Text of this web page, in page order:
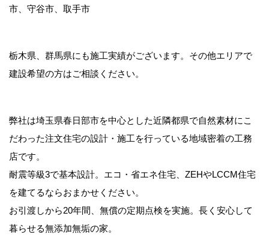
市、守谷市、取手市
栃木県、群馬県にも施工実績がございます。その他エリアで
建設希望の方はご相談ください。
弊社は埼玉県春日部市を中心とした近隣都県で自然素材にこ
だわった注文住宅の設計・施工を行っている地域密着の工務
店です。
耐震等級3で基本設計。エコ・省エネ住宅、ZEHやLCCM住宅
を建てるならおまかせください。
お引渡しから20年間、無償の定期点検を実施。長く安心して
暮らせる無添加無垢の家。